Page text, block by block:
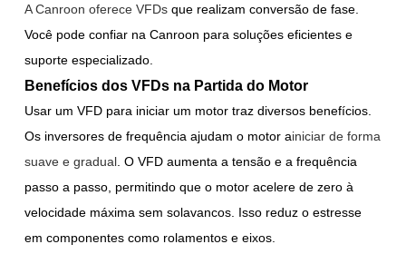
A Canroon oferece VFDs que realizam conversão de fase.
Você pode confiar na Canroon para soluções eficientes e
suporte especializado.
Benefícios dos VFDs na Partida do Motor
Usar um VFD para iniciar um motor traz diversos benefícios.
Os inversores de frequência ajudam o motor ainiciar de forma
suave e gradual . O VFD aumenta a tensão e a frequência
passo a passo, permitindo que o motor acelere de zero à
velocidade máxima sem solavancos. Isso reduz o estresse
em componentes como rolamentos e eixos.